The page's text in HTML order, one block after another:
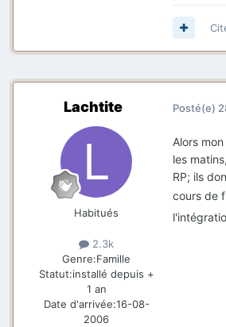
Lachtite
Habitués
2.3k
Genre:Famille
Statut:installé depuis +
1 an
Date d'arrivée:16-08-
2006
Posté(e)
Alors
les
RP; ils
cours de